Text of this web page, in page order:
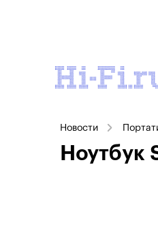
Новости
Ноутбук